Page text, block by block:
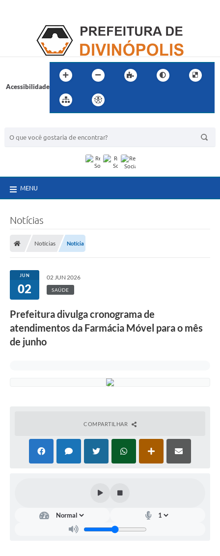
Acessibilidade
MENU
Notícias
Notícias Notícia
JUN
02
02 JUN 2026
SAÚDE
Prefeitura divulga cronograma de
atendimentos da Farmácia Móvel para o mês
de junho
COMPARTILHAR